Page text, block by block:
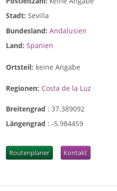
Stadt: Sevilla
Bundesland: Andalusien
Land: Spanien
Ortsteil: keine Angabe
Regionen: Costa de la Luz
Breitengrad : 37.389092
Längengrad : -5.984459
Routenplaner Kontakt